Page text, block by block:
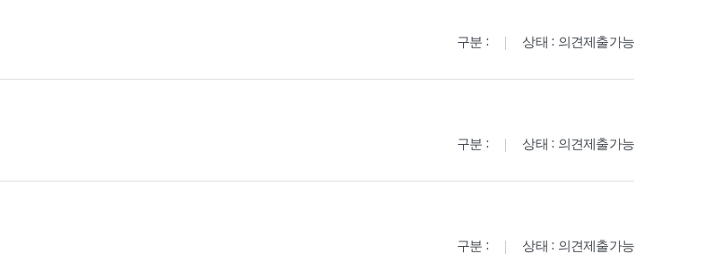
구분 : 상태 : 의견제출가능
구분 : 상태 : 의견제출가능
구분 : 상태 : 의견제출가능